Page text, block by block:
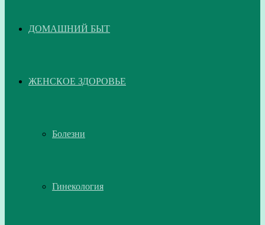
ДОМАШНИЙ БЫТ
ЖЕНСКОЕ ЗДОРОВЬЕ
Болезни
Гинекология